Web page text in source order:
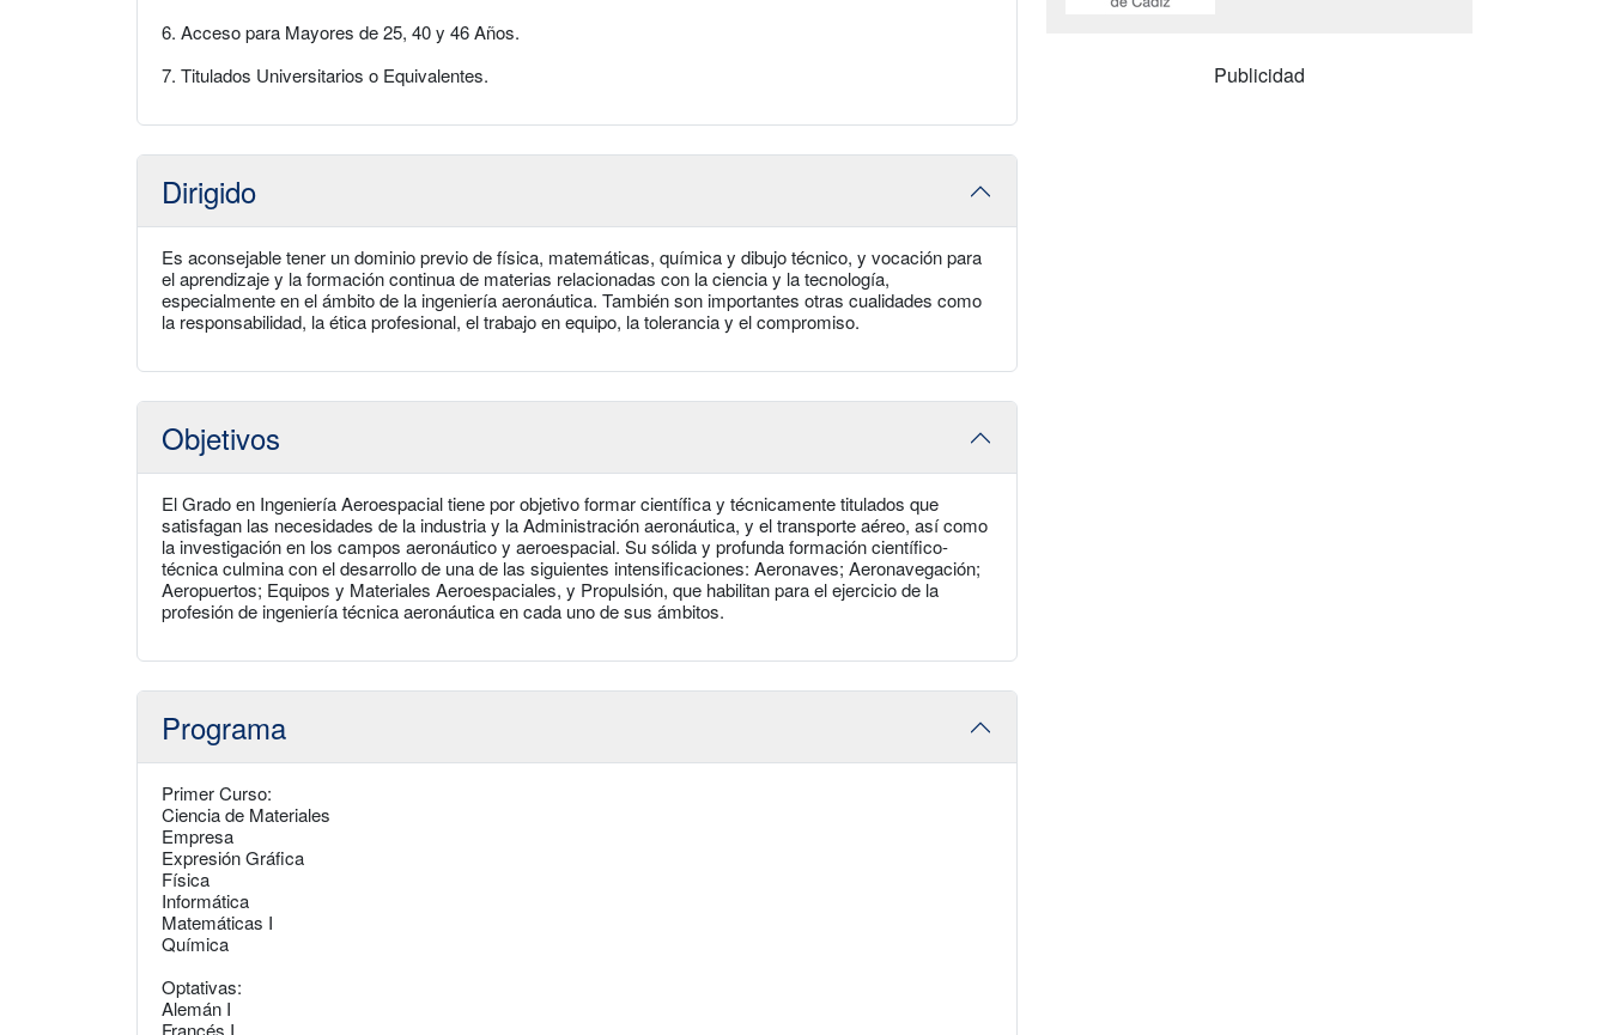
6. Acceso para Mayores de 25, 40 y 46 Años.
7. Titulados Universitarios o Equivalentes.
Dirigido
Es aconsejable tener un dominio previo de física, matemáticas, química y dibujo técnico, y vocación para
el aprendizaje y la formación continua de materias relacionadas con la ciencia y la tecnología,
especialmente en el ámbito de la ingeniería aeronáutica. También son importantes otras cualidades como
la responsabilidad, la ética profesional, el trabajo en equipo, la tolerancia y el compromiso.
Objetivos
El Grado en Ingeniería Aeroespacial tiene por objetivo formar científica y técnicamente titulados que
satisfagan las necesidades de la industria y la Administración aeronáutica, y el transporte aéreo, así como
la investigación en los campos aeronáutico y aeroespacial. Su sólida y profunda formación científico-
técnica culmina con el desarrollo de una de las siguientes intensificaciones: Aeronaves; Aeronavegación;
Aeropuertos; Equipos y Materiales Aeroespaciales, y Propulsión, que habilitan para el ejercicio de la
profesión de ingeniería técnica aeronáutica en cada uno de sus ámbitos.
Programa
Primer Curso:
Ciencia de Materiales
Empresa
Expresión Gráfica
Física
Informática
Matemáticas I
Química
Optativas:
Alemán I
Francés I
Publicidad